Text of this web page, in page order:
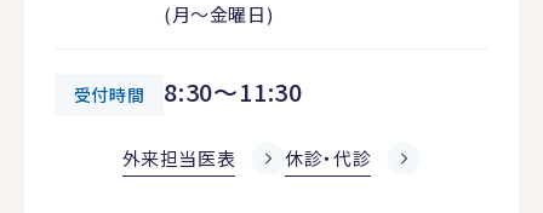
(月～金曜日)
受付時間 8:30～11:30
外来担当医表 休診・代診